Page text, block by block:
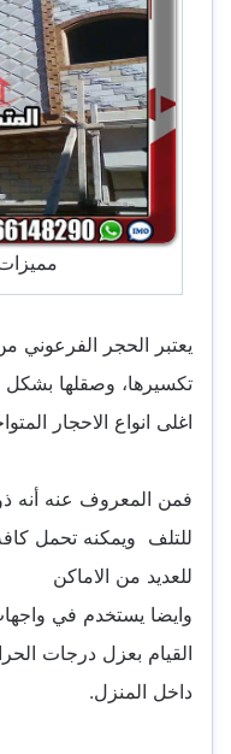
يعتبر الحجر الفرعوني
تكسيرها، وصقلها
اغلى انواع الاحجار
فمن المعروف عنه أنه
للتلف ويمكنه تحمل
للعديد من الاماكن
وايضا يستخدم في
القيام بعزل درجات
داخل المنزل.